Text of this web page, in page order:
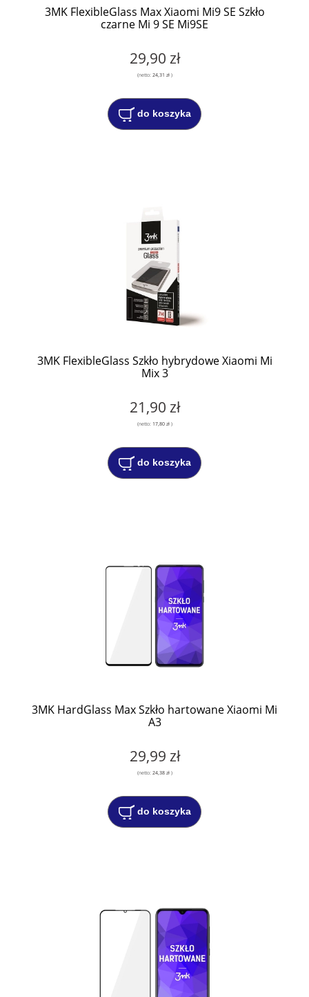
3MK FlexibleGlass Max Xiaomi Mi9 SE Szkło
czarne Mi 9 SE Mi9SE
29,90 zł
(netto: 24,31 zł)
do koszyka
3MK FlexibleGlass Szkło hybrydowe Xiaomi Mi
Mix 3
21,90 zł
(netto: 17,80 zł)
do koszyka
3MK HardGlass Max Szkło hartowane Xiaomi Mi
A3
29,99 zł
(netto: 24,38 zł)
do koszyka